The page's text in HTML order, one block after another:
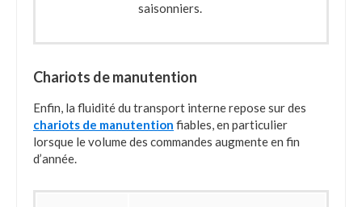
saisonniers.
Chariots de manutention
Enfin, la fluidité du transport interne repose sur des
chariots de manutention fiables, en particulier
lorsque le volume des commandes augmente en fin
d’année.